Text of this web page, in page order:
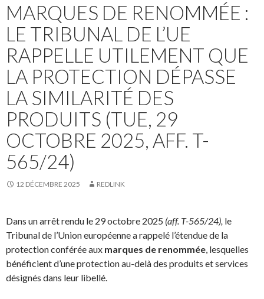
MARQUES DE RENOMMÉE :
LE TRIBUNAL DE L’UE
RAPPELLE UTILEMENT QUE
LA PROTECTION DÉPASSE
LA SIMILARITÉ DES
PRODUITS (TUE, 29
OCTOBRE 2025, AFF. T-
565/24)
12 DÉCEMBRE 2025 REDLINK
Dans un arrêt rendu le 29 octobre 2025 (aff. T-565/24), le
Tribunal de l’Union européenne a rappelé l’étendue de la
protection conférée aux marques de renommée, lesquelles
bénéficient d’une protection au-delà des produits et services
désignés dans leur libellé.